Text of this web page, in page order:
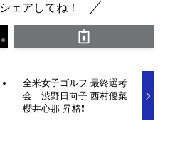
ェアしてね！
全米女子ゴルフ 最終選考
会 渋野日向子 西村優菜
櫻井心那 昇格❗️